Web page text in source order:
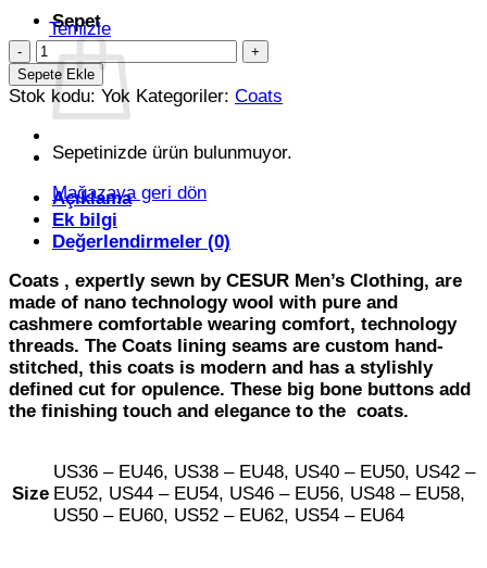
Sepet
Sepetinizde ürün bulunmuyor.
Mağazaya geri dön
Temizle
Dark
Orange
Double
Breasted
Coat
adet
Sepete Ekle
Stok kodu: Yok Kategoriler: Coats
Açıklama
Ek bilgi
Değerlendirmeler (0)
Coats , expertly sewn by CESUR Men’s Clothing, are
made of nano technology wool with pure and
cashmere comfortable wearing comfort, technology
threads. The Coats lining seams are custom hand-
stitched, this coats is modern and has a stylishly
defined cut for opulence. These big bone buttons add
the finishing touch and elegance to the coats.
Size
US36 – EU46, US38 – EU48, US40 – EU50, US42 –
EU52, US44 – EU54, US46 – EU56, US48 – EU58,
US50 – EU60, US52 – EU62, US54 – EU64